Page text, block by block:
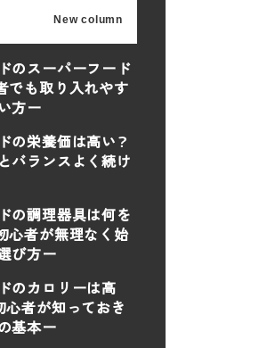
New column
のスーパーフード
でも取り入れやす
方ー
の栄養価は高い？
バランスよく続け
の調理器具は何を
心者が無理なく始
び方ー
のカロリーは高
心者が知っておき
基本ー